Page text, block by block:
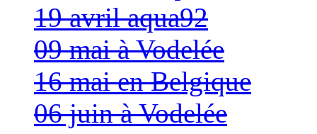
19 avril aqua92
09 mai à Vodelée
16 mai en Belgique
06 juin à Vodelée